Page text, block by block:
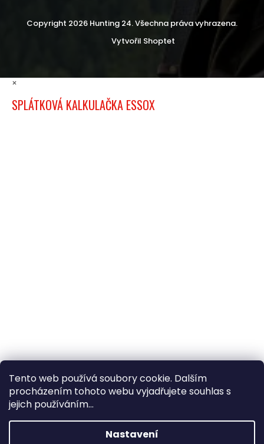
Tento web používá soubory cookie. Dalším
procházením tohoto webu vyjadřujete souhlas s
jejich používáním...
Nastavení
Vytvořil Shoptet
Copyright 2026 Hunting 24. Všechna práva vyhrazena.
×
SPLÁTKOVÁ KALKULAČKA ESSOX
×
Hledáte nejvýhodnější cenu? Získáte jí
pomocíregistrace